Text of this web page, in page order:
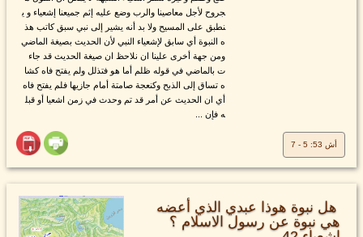
جروح لأجل معاصينا والرب وضع عليه إثم جميعنا إشعياء و ي
نطبق على المسيح ولا بد أنه يشير إلى نبي سبق كاتب هذ
ه النبوة أي سابق لإشعياء النبي لأن الحديث بصيغة الماضي
ومن جهة أخرى علينا ان نلاحظ ان صيغة الحديث قد جاء
ت بالماضي في قوله ظلم أما هو فتذلل ولم يفتح فاه كشا
ه تساق إلى الذبح وكنعجة صامتة أمام جازيها فلم يفتح فاه
أي ان الحديث عن أمر قد تم وحدث في زمن اشعيا أو قبل
ه فإن ...
أش 53: 5 - 7
هل نبوة هوذا عبدي الذي أعضه
هي نبوة عن رسول الاسلام ؟